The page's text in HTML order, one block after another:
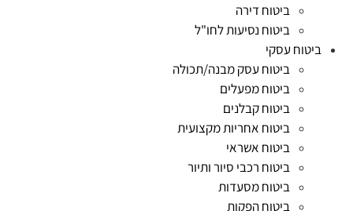
ביטוח דירה
ביטוח נסיעות לחו"ל
ביטוח עסקי
ביטוח עסק מבנה/תכולה
ביטוח מפעלים
ביטוח קבלנים
ביטוח אחריות מקצועית
ביטוח אשראי
ביטוח רכבי סיור ותיור
ביטוח מסעדות
ביטוח הפקות